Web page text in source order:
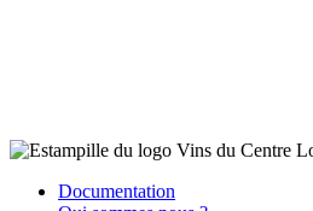
Documentation